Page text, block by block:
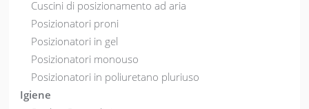
Cuscini di posizionamento ad aria
Posizionatori proni
Posizionatori in gel
Posizionatori monouso
Posizionatori in poliuretano pluriuso
Igiene